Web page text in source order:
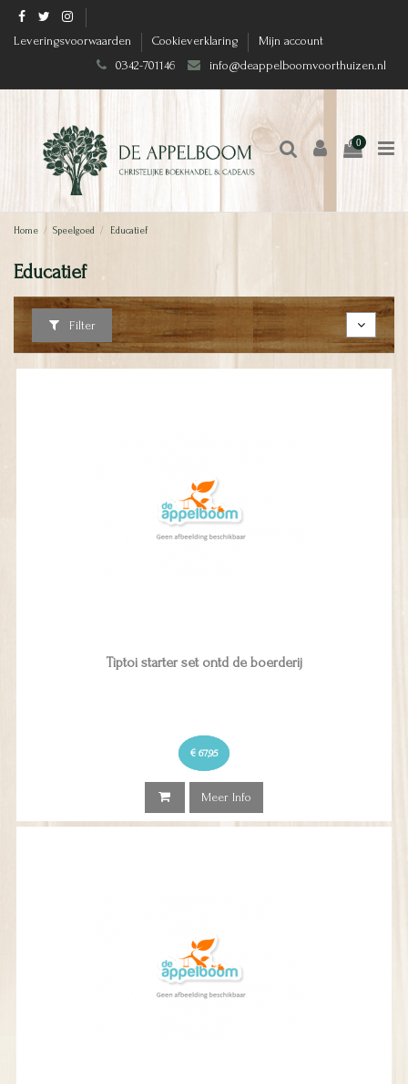
Leveringsvoorwaarden Cookieverklaring
Mijn account
0342-701146
info@deappelboomvoorthuizen.nl
0
Home Speelgoed Educatief
Educatief
Filter
Tiptoi starter set ontd de boerderij
€ 67,95
Meer Info